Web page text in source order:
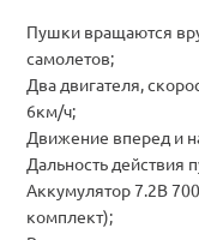
Пушки вращаются
самолетов;
Два двигателя,
6км/ч;
Движение вперед и
Дальность действия
Аккумулятор 7.2В
комплект);